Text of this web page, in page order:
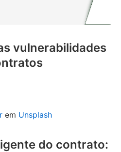
vulnerabilidades
em Unsplash
do contrato: